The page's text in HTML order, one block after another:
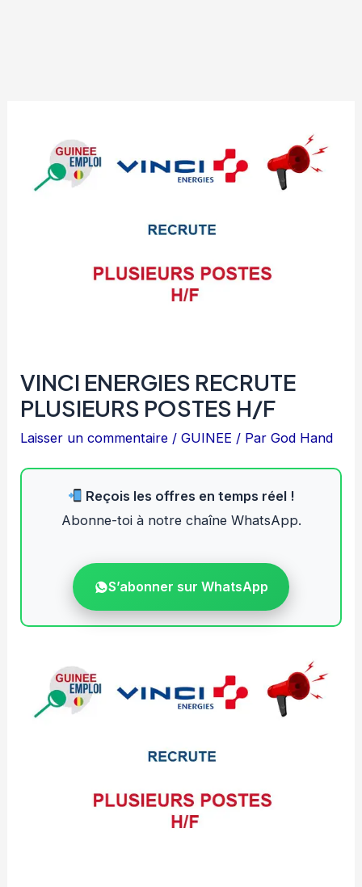
VINCI ENERGIES RECRUTE
PLUSIEURS POSTES H/F
Laisser un commentaire /GUINEE / ParGod Hand
Reçois les offres en temps réel !
Abonne-toi à notre chaîne WhatsApp.
S’abonner sur WhatsApp